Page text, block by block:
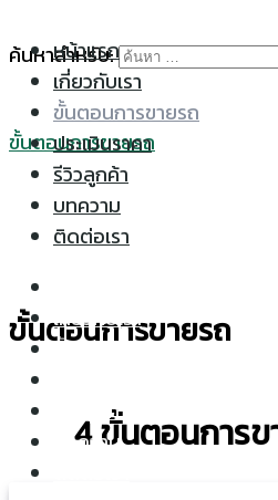
หน้าแรก
เกี่ยวกับเรา
ขั้นตอนการขายรถ
ประเมินราคา
รีวิวลูกค้า
บทความ
ติดต่อเรา
เกี่ยวกับเรา
ขั้นตอนการขายรถ
รีวิวลูกค้า
บทความ
ค้นหาสำหรับ:
ขั้นตอนการขายรถ
ขั้นตอนการขายรถ
4 ขั้นตอนการข